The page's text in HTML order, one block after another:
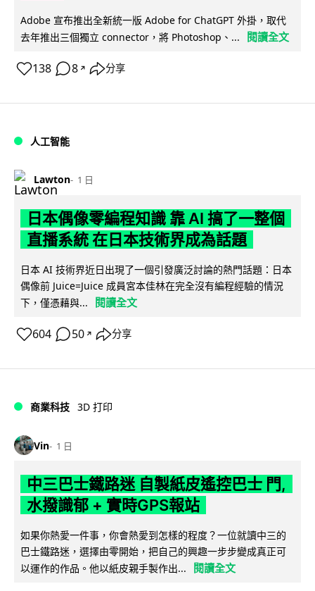
Adobe 宣布推出全新統一版 Adobe for ChatGPT 外掛，取代
去年推出三個獨立 connector，將 Photoshop、...
閱讀全文
138 8 ↗ 分享
人工智能
Lawton 1 日
日本偶像零編程知識 靠 AI 搞了一整個
直播系統 在日本技術界成為話題
日本 AI 技術界近日出現了一個引發廣泛討論的熱門話題：日本
偶像前 Juice=Juice 成員宮本佳林在完全沒有編程經驗的情況
下，僅憑藉與...
閱讀全文
604 50 ↗ 分享
商業科技 3D 打印
Vin 1 日
中三巴士鐵路迷 自製紙皮遙控巴士 門,
水撥識郁 + 實時GPS報站
如果你熱愛一件事，你會熱愛到怎樣的程度？一位就讀中三的
巴士鐵路迷，選擇由零開始，把自己的興趣一步步變成真正可
以運作的作品。他以紙皮親手製作出...
閱讀全文